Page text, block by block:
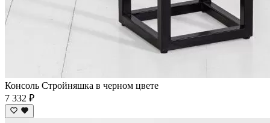
Консоль Стройняшка в черном цвете
7 332 ₽